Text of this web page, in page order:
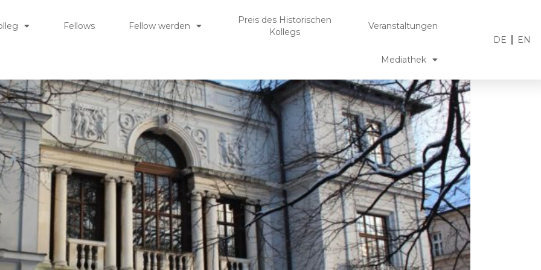
Fellows Fellow werden
Preis des Historischen
Kollegs
Veranstaltungen
Mediathek
DE EN